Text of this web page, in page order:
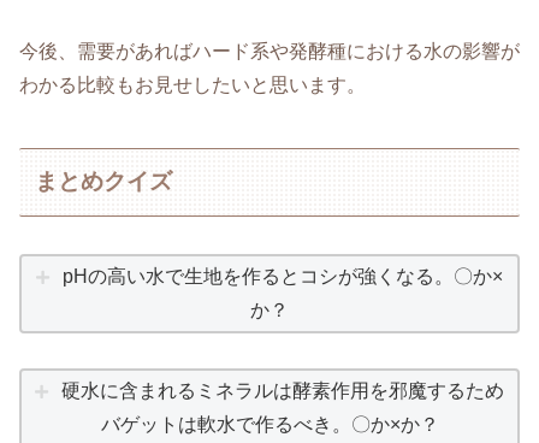
今後、需要があればハード系や発酵種における水の影響が
わかる比較もお見せしたいと思います。
まとめクイズ
pHの高い水で生地を作るとコシが強くなる。〇か×
か？
硬水に含まれるミネラルは酵素作用を邪魔するため
バゲットは軟水で作るべき。〇か×か？